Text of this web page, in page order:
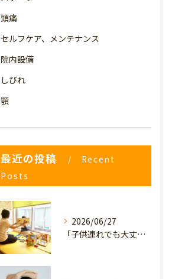
頭痛
セルフケア、メンテナンス
院内設備
しびれ
顎
最近の投稿
Recent
Posts
2026/06/27
「子供連れでも大丈夫？」産後の腰痛・体型崩れに悩むママが、プライミー鍼灸整骨院を選ぶ3つの理由